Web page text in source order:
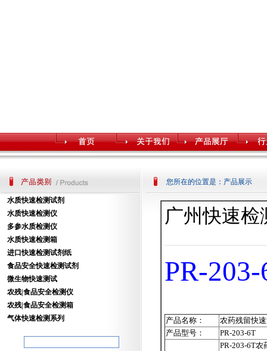
水质快速检测试剂
水质快速检测仪
多参水质检测仪
水质快速检测箱
进口快速检测试剂纸
食品安全快速检测试剂
微生物快速测试
农残|食品安全检测仪
农残|食品安全检测箱
气体快速检测系列
您所在的位置是：产品展示
广州快速检
PR-
产品名称：
农药残留快
产品型号：
PR-203-6T
PR-203-6T